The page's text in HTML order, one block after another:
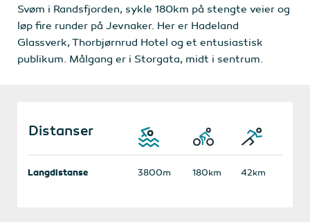
Svøm i Randsfjorden, sykle 180km på stengte veier og
løp fire runder på Jevnaker. Her er Hadeland
Glassverk, Thorbjørnrud Hotel og et entusiastisk
publikum. Målgang er i Storgata, midt i sentrum.
Distanser
Langdistanse 3800m 180km 42km